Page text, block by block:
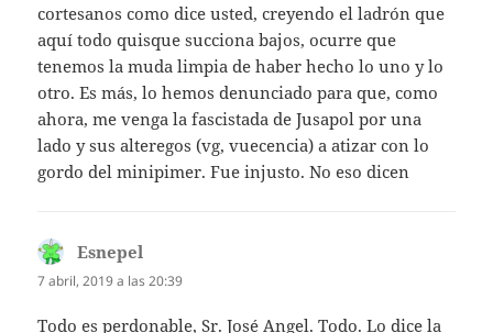
cortesanos como dice usted, creyendo el ladrón que
aquí todo quisque succiona bajos, ocurre que
tenemos la muda limpia de haber hecho lo uno y lo
otro. Es más, lo hemos denunciado para que, como
ahora, me venga la fascistada de Jusapol por una
lado y sus alteregos (vg, vuecencia) a atizar con lo
gordo del minipimer. Fue injusto. No eso dicen
Esnepel
7 abril, 2019 a las 20:39
Todo es perdonable, Sr. José Angel. Todo. Lo dice la